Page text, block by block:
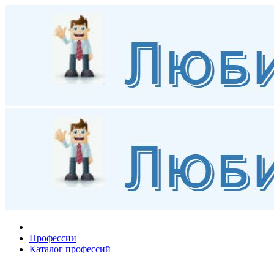
Профессии
Каталог профессий